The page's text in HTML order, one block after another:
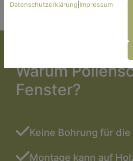
Warum
Fenster?
Keine Bohrung für
Montage kann auf
Datenschutzerklärung Impressum